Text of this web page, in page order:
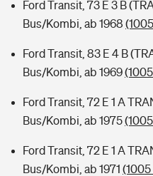
Ford Transit, 73 E 3 B
Bus/Kombi, ab 1968
Ford Transit, 83 E 4 B
Bus/Kombi, ab 1969
Ford Transit, 72 E 1 A
Bus/Kombi, ab 1975
Ford Transit, 72 E 1 A
Bus/Kombi, ab 1971 (1005